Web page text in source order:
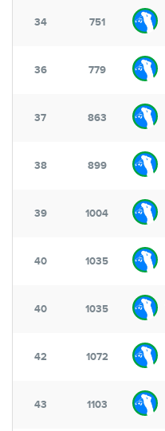
34 751
36 779
37 863
38 899
39 1004
40 1035
40 1035
42 1072
43 1103